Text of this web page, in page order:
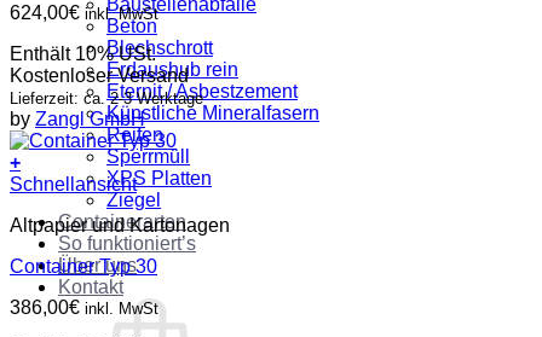
Baustellenabfälle
Beton
Blechschrott
Erdaushub rein
Eternit / Asbestzement
Künstliche Mineralfasern
Reifen
Sperrmüll
XPS Platten
Ziegel
Containerarten
So funktioniert’s
Über uns
Kontakt
624,00€ inkl. MwSt
Enthält 10% USt.
Kostenloser Versand
Lieferzeit: ca. 2-3 Werktage
by Zangl GmbH
+
Schnellansicht
Altpapier und Kartonagen
Container Typ 30
386,00€ inkl. MwSt